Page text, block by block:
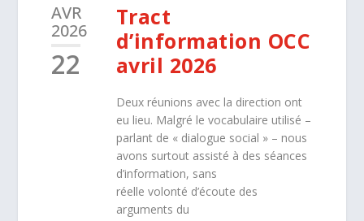
AVR
2026
22
Tract
d’information OCC
avril 2026
Deux réunions avec la direction ont
eu lieu. Malgré le vocabulaire utilisé –
parlant de « dialogue social » – nous
avons surtout assisté à des séances
d’information, sans
réelle volonté d’écoute des
arguments du